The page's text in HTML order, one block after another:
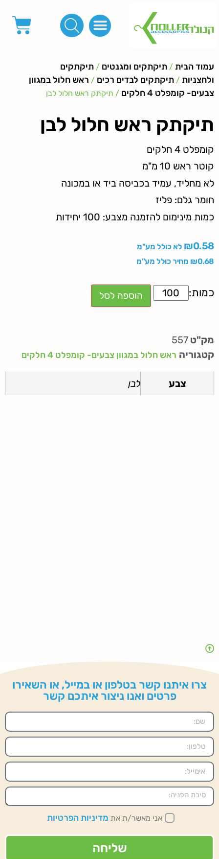
עמוד הבית / תיקתקים ומגנטים / תיקתקים
ולחצניות / תיקתקים לבדים רכים / ראש חלול במגוון
צבעים- קומפלט 4 חלקים
/ תיקתק ראש חלול לבן
תיקתק ראש חלול לבן
קומפלט 4 חלקים
קוטר ראש 10 מ"מ
לא מחליד, עמיד בכביסה ביד או במכונה
חומר גלם: פליז
כמות מינימום להזמנה מצבע: 100 יחידות
₪0.58
לא כולל מע"מ
₪0.68 מחיר כולל מע"מ
הוספה לסל
מק"ט 557
קטגוריה ראש חלול במגוון צבעים- קומפלט 4 חלקים
צבע לבן
צרו איתנו קשר בטלפון או במייל, או השאירו
פרטים ואנו ניצור איתכם קשר
אני מאשר/ת את מדיניות הפרטיות
שליחה